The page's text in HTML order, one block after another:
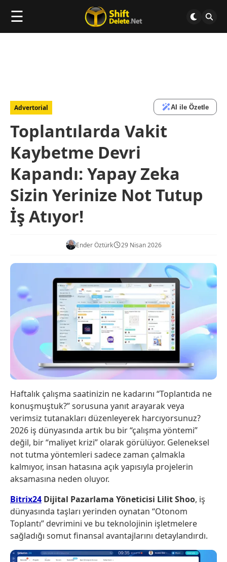
☰
Advertorial AI ile Özetle
Toplantılarda Vakit
Kaybetme Devri
Kapandı: Yapay Zeka
Sizin Yerinize Not Tutup
İş Atıyor!
Ender Öztürk 29 Nisan 2026
Haftalık çalışma saatinizin ne kadarını “Toplantıda ne
konuşmuştuk?” sorusuna yanıt arayarak veya
verimsiz tutanakları düzenleyerek harcıyorsunuz?
2026 iş dünyasında artık bu bir “çalışma yöntemi”
değil, bir “maliyet krizi” olarak görülüyor. Geleneksel
not tutma yöntemleri sadece zaman çalmakla
kalmıyor, insan hatasına açık yapısıyla projelerin
aksamasına neden oluyor.
Bitrix24 Dijital Pazarlama Yöneticisi Lilit Shoo, iş
dünyasında taşları yerinden oynatan “Otonom
Toplantı” devrimini ve bu teknolojinin işletmelere
sağladığı somut finansal avantajlarını detaylandırdı.